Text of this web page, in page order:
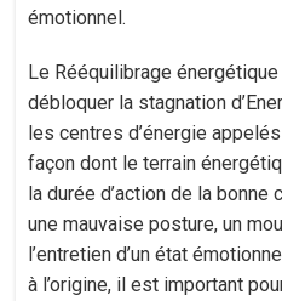
émotionnel.
Le Rééquilibrage énergétique
débloquer la stagnation
les centres d’énergie
façon dont le terrain
la durée d’action de la bonne
une mauvaise posture, un
l’entretien d’un état
à l’origine, il est important